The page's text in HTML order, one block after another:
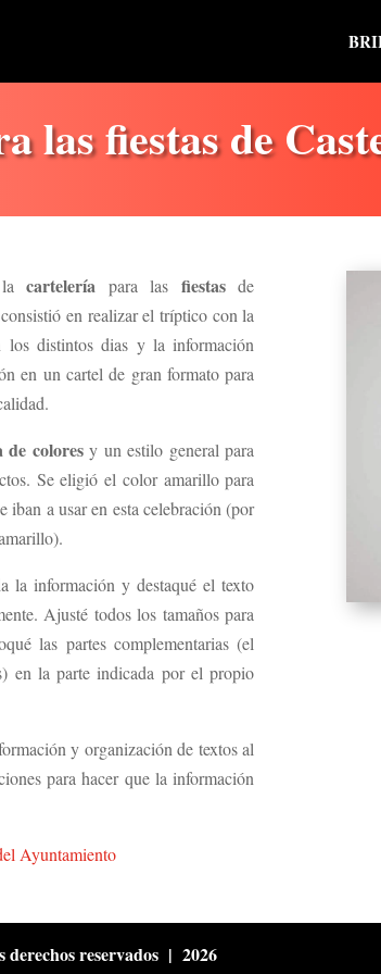
las fiestas de
lacartelería para las fiestasde
en realizar el tríptico con la
los distintos dias y la información
en un cartel de gran formato para
de coloresy un estilo general para
Se eligió el color amarillo para
iban a usar en esta celebración (por
la información y destaqué el texto
Ajusté todos los tamaños para
las partes complementarias (el
en la parte indicada por el propio
y organización de textos al
para hacer que la información
Ayuntamiento
derechos reservados | 2026